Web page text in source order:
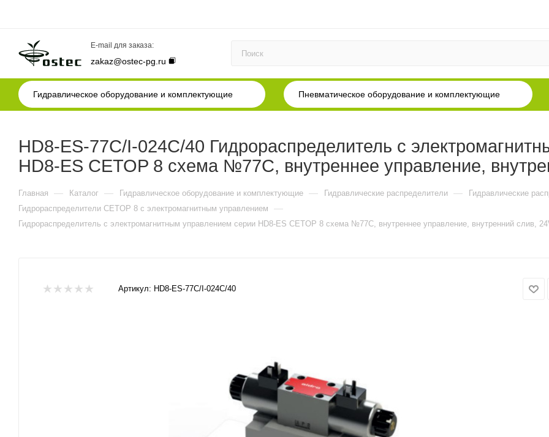
E-mail для заказа:
zakaz@ostec-pg.ru
Гидравлическое оборудование и комплектующие Пневматическое оборудование и комплектующие
HD8-ES-77C/I-024C/40 Гидрораспределитель с
HD8-ES CETOP 8 схема №77C, внутреннее управление,
Главная — Каталог — Гидравлическое оборудование и комплектующие — Гидравлические распределители — Гидравлические
Гидрораспределители CETOP 8 с электромагнитным управлением —
Гидрораспределитель с электромагнитным управлением серии HD8-ES CETOP 8 схема №77C, внутреннее управление, внутренний слив,
Артикул: HD8-ES-77C/I-024C/40